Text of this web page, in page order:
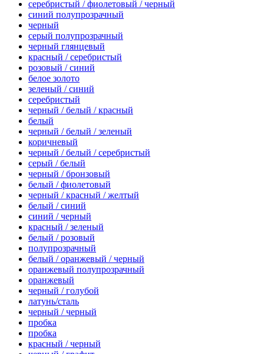
серебристый / фиолетовый / черный
синий полупрозрачный
черный
серый полупрозрачный
черный глянцевый
красный / серебристый
розовый / синий
белое золото
зеленый / синий
серебристый
черный / белый / красный
белый
черный / белый / зеленый
коричневый
черный / белый / серебристый
серый / белый
черный / бронзовый
белый / фиолетовый
черный / красный / желтый
белый / синий
синий / черный
красный / зеленый
белый / розовый
полупрозрачный
белый / оранжевый / черный
оранжевый полупрозрачный
оранжевый
черный / голубой
латунь/сталь
черный / черный
пробка
пробка
красный / черный